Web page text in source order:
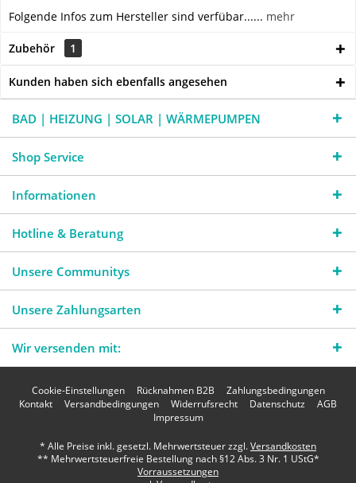
Folgende Infos zum Hersteller sind verfübar...... mehr
Zubehör 1
Kunden haben sich ebenfalls angesehen
BAD | HEIZUNG | SOLAR | WÄRMEPUMPEN
Shop Service
Informationen
Hotline & Beratung
Unsere Communitys
Unsere Zahlungsarten
Wir versenden mit:
Cookie-Einstellungen Rücknahmen B2B
Zahlungsbedingungen
Kontakt
Versandbedingungen Widerrufsrecht Datenschutz
AGB
Impressum
* Alle Preise inkl. gesetzl. Mehrwertsteuer zzgl.Versandkosten
** Mehrwertsteuerfreie Bestellung nach §12 Abs. 3 Nr. 1 UStG*
Vorraussetzungen